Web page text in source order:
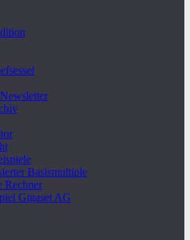
Basismultiple
Rechner
Gigaset AG